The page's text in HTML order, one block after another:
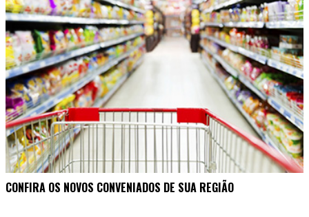
CONFIRA OS NOVOS CONVENIADOS DE SUA REGIÃO